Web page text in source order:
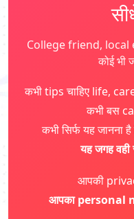
College friend,
कोई भी
कभी tips चाहिए life,
कभी बस
कभी सिर्फ यह
यह जगह
आपकी
आपका personal